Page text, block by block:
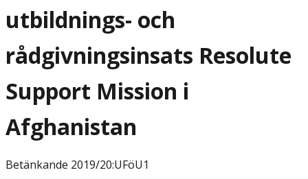
utbildnings- och
rådgivningsinsats Resolute
Support Mission i
Afghanistan
Betänkande 2019/20:UFöU1